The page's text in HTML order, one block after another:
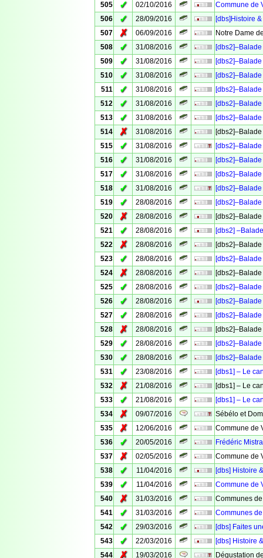
505
✓ 02/10/2016
Commune de
506
✓ 28/09/2016
[dbs]Histoire
507
✗ 06/09/2016
Notre Dame
508
✓ 31/08/2016
509
✓ 31/08/2016
510
✓ 31/08/2016
511
✓ 31/08/2016
512
✓ 31/08/2016
513
✓ 31/08/2016
514
✗ 31/08/2016
515
✓ 31/08/2016
516
✓ 31/08/2016
517
✓ 31/08/2016
518
✓ 31/08/2016
519
✓ 28/08/2016
520
✗ 28/08/2016
521
✓ 28/08/2016
[dbs2]
522
✗ 28/08/2016
523
✓ 28/08/2016
524
✗ 28/08/2016
525
✓ 28/08/2016
526
✓ 28/08/2016
527
✓ 28/08/2016
528
✗ 28/08/2016
529
✓ 28/08/2016
530
✓ 28/08/2016
531
✓ 23/08/2016
[dbs1] – Le
532
✗ 21/08/2016
[dbs1] – Le
533
✓ 21/08/2016
[dbs1] – Le
534
✗ 09/07/2016
Sébélo et
535
✗ 12/06/2016
Commune de
536
✓ 20/05/2016
Frédéric
537
✗ 02/05/2016
Commune de
538
✓ 11/04/2016
[dbs] Histoire
539
✓ 11/04/2016
Commune de
540
✗ 31/03/2016
Communes
541
✓ 31/03/2016
Communes
542
✓ 29/03/2016
[dbs] Faites
543
✓ 22/03/2016
[dbs] Histoire
544
✗ 19/03/2016
Dégustation